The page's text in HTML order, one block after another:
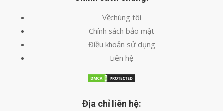
Vềchúng tôi
Chính sách bảo mật
Điều khoản sử dụng
Liên hệ
Địa chỉ liên hệ: